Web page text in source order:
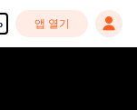
앱 열기